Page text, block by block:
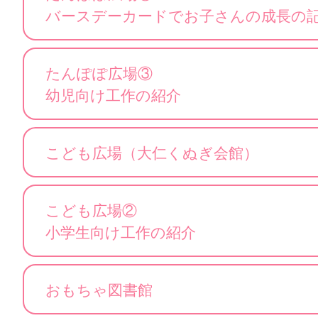
バースデーカードでお子さんの成長の
たんぽぽ広場③
幼児向け工作の紹介
こども広場（大仁くぬぎ会館）
こども広場②
小学生向け工作の紹介
おもちゃ図書館